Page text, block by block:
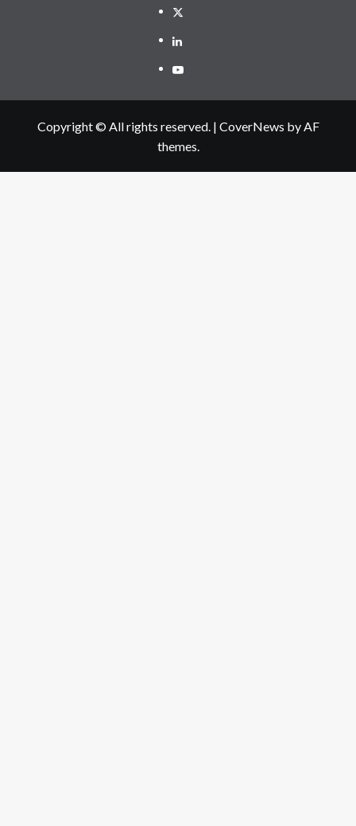
Twitter
Linkedin
Youtube
Copyright © All rights reserved. | CoverNews by AF
themes.